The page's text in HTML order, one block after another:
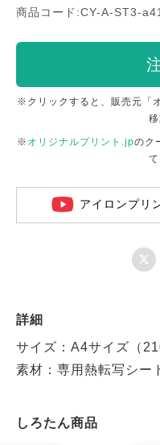
商品コード:CY-A-ST3-a41
※クリックすると、販売元「
移
※ オリジナルプリント.jpのク
て
アイロンプリ

詳細
サイズ：A4サイズ（
素材：専用熱転写シー
しろたん商品